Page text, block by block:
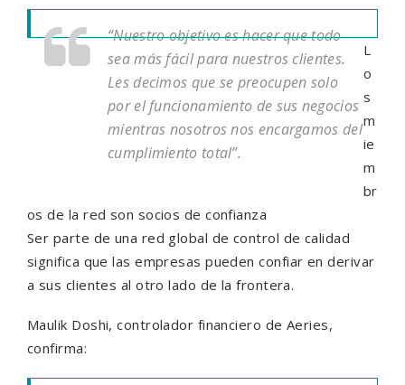
“Nuestro objetivo es hacer que todo
sea más fácil para nuestros clientes.
Les decimos que se preocupen solo
por el funcionamiento de sus negocios
mientras nosotros nos encargamos del
cumplimiento total”.
L
o
s
m
ie
m
br
os de la red son socios de confianza
Ser parte de una red global de control de calidad
significa que las empresas pueden confiar en derivar
a sus clientes al otro lado de la frontera.
Maulik Doshi, controlador financiero de Aeries,
confirma: